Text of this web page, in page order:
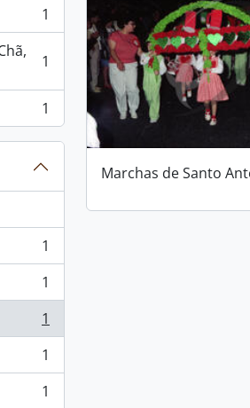
1
1
1
1
1
1
1
1
Marchas de Santo